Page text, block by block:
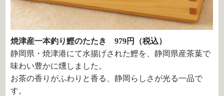
焼津産一本釣り鰹のたたき 979円（税込）
静岡県・焼津港にて水揚げされた鰹を、静岡県産茶葉で
味わい豊かに燻しました。
お茶の香りがふわりと香る、静岡らしさが光る一品で
す。